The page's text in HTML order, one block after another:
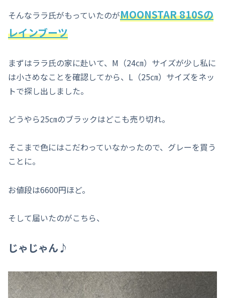
そんなララ氏がもっていたのがMOONSTAR 810Sの
レインブーツ
まずはララ氏の家に赴いて、M（24㎝）サイズが少し私に
は小さめなことを確認してから、L（25㎝）サイズをネッ
トで探し出しました。
どうやら25㎝のブラックはどこも売り切れ。
そこまで色にはこだわっていなかったので、グレーを買う
ことに。
お値段は6600円ほど。
そして届いたのがこちら、
じゃじゃん♪